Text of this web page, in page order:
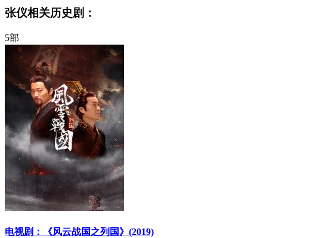
张仪相关历史剧：
5部
电视剧：《风云战国之列国》(2019)